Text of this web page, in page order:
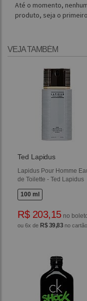
Até o momento,
produto, seja o primeiro
VEJA TAMBÉM
Ted Lapidus
Lapidus Pour Homme
de Toilette - Ted Lapidus
100 ml
R$ 203,15no
ou 6x de R$ 39,83 no cartão